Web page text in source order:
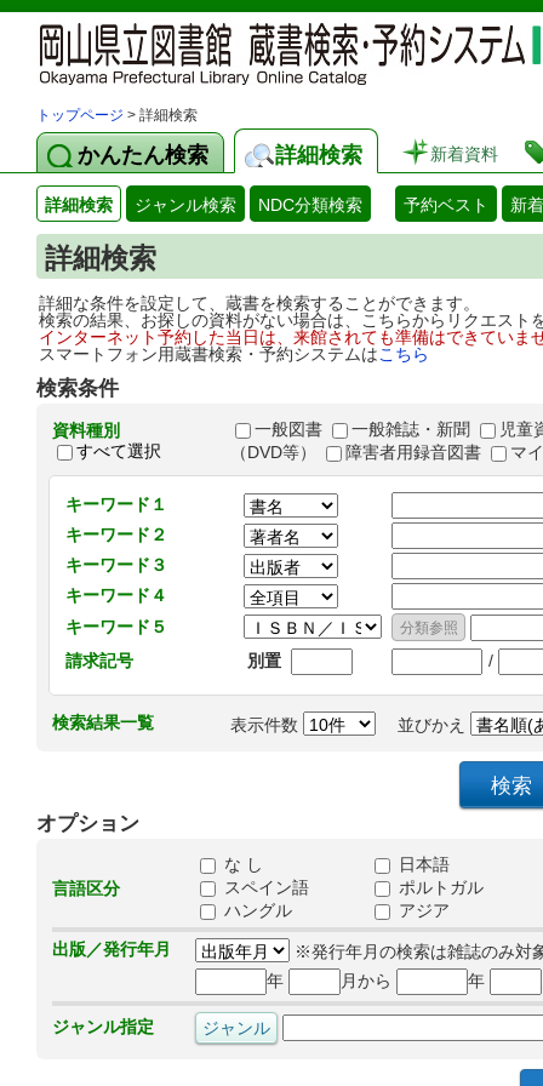
トップページ > 詳細検索
かんたん検索 詳細検索 新着資料
詳細検索 ジャンル検索 NDC分類検索 予約ベスト 新
詳細検索
詳細な条件を設定して、蔵書を検索することができます。
検索の結果、お探しの資料がない場合は、こちらからリクエス
インターネット予約した当日は、来館されても準備はできてい
スマートフォン用蔵書検索・予約システムはこちら
検索条件
資料種別
すべて選択
一般図書 一般雑誌・新聞
児童
（DVD等）
障害者用録音図書 マ
キーワード１
キーワード２
キーワード３
キーワード４
キーワード５
請求記号
別置 /
検索結果一覧 表示件数 並びかえ
オプション
言語区分
な し
日本語
スペイン語
ポルトガル
ハングル
アジア
出版／発行年月
※発行年月の検索は雑誌のみ対
年
月から 年
ジャンル指定